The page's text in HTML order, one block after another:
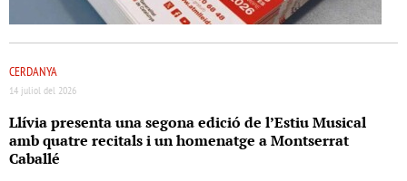
CERDANYA
14 juliol del 2026
Llívia presenta una segona edició de l’Estiu Musical
amb quatre recitals i un homenatge a Montserrat
Caballé